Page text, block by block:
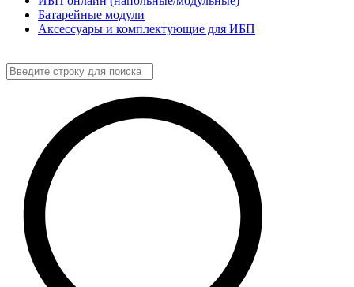
Батарейные модули
Аксессуары и комплектующие для ИБП